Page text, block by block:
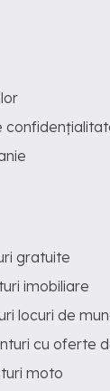
gratuite
imobiliare
locuri de
cu oferte
moto